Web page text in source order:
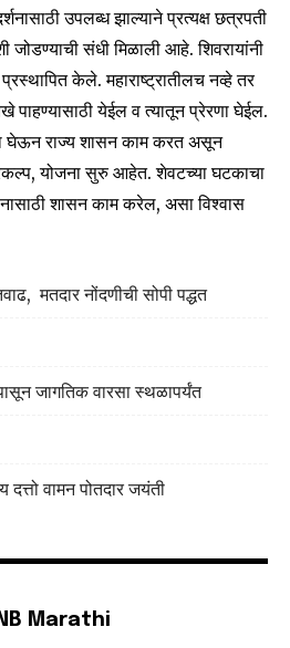
of
and be part of the
your email address on our website
below. Don't worry, we respect
your inbox. Your information is
32,111 75
उपलब्ध झाल्याने प्रत्यक्ष छत्रपती
जोडण्याची संधी मिळाली आहे. शिवरायांनी
केले. महाराष्ट्रातीलच नव्हे तर
पाहण्यासाठी येईल व त्यातून प्रेरणा घेईल.
घेऊन राज्य शासन काम करत असून
योजना सुरु आहेत. शेवटच्या घटकाचा
शासन काम करेल, असा विश्वास
मतदार नोंदणीची सोपी पद्धत
जागतिक वारसा स्थळापर्यंत
दत्तो वामन पोतदार जयंती
Marathi